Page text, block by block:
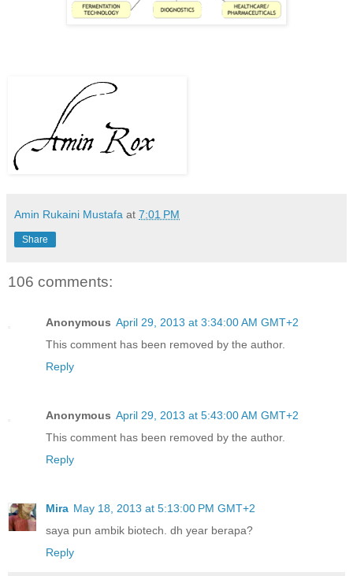
Amin Rukaini Mustafa at 7:01 PM
Share
106 comments:
Anonymous April 29, 2013 at 3:34:00 AM GMT+2
This comment has been removed by the author.
Reply
Anonymous April 29, 2013 at 5:43:00 AM GMT+2
This comment has been removed by the author.
Reply
Mira May 18, 2013 at 5:13:00 PM GMT+2
saya pun ambik biotech. dh year berapa?
Reply